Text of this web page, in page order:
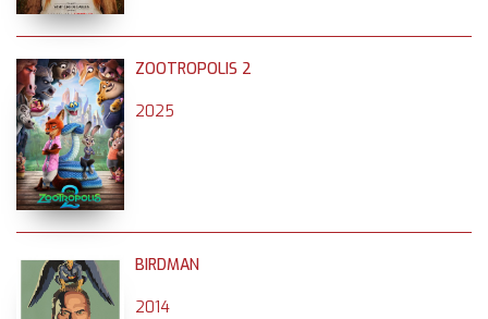
ZOOTROPOLIS 2
2025
BIRDMAN
2014